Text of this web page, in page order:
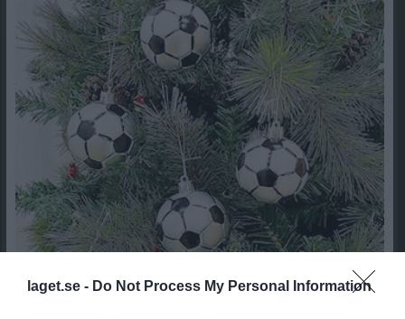
laget.se - Do Not Process My Personal Information
Juluppehåll 25/26